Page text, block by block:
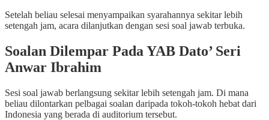
Setelah beliau selesai menyampaikan syarahannya sekitar lebih
setengah jam, acara dilanjutkan dengan sesi soal jawab terbuka.
Soalan Dilempar Pada YAB Dato’ Seri
Anwar Ibrahim
Sesi soal jawab berlangsung sekitar lebih setengah jam. Di mana
beliau dilontarkan pelbagai soalan daripada tokoh-tokoh hebat dari
Indonesia yang berada di auditorium tersebut.